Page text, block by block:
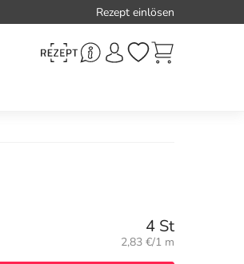
Rezept einlösen
4 St
Grundpreis:
2,83 €/1 m